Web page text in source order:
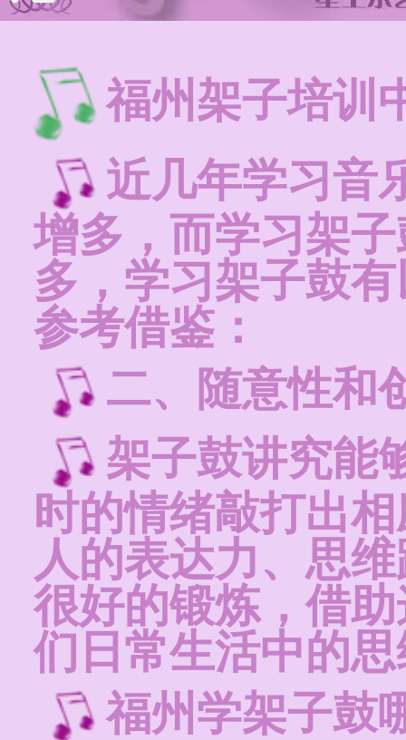
福州架子培训
近几年学习音
增多，而学习架
多，学习架子鼓
参考借鉴：
二、随意性和
架子鼓讲究能
时的情绪敲打出
人的表达力、思
很好的锻炼，借
们日常生活中的
福州学架子鼓